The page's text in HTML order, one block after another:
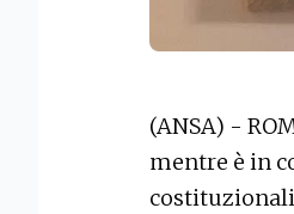
(ANSA) -
mentre è in
costituzionali